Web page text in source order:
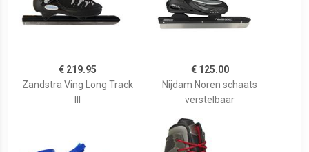
€ 219.95
Zandstra Ving Long Track
€ 125.00
Nijdam Noren schaats
verstelbaar